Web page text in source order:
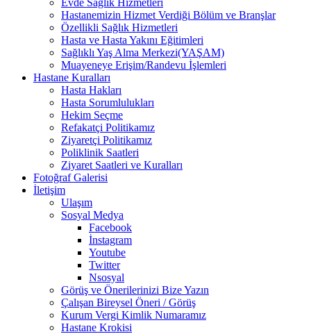
Hastanemizin Hizmet Verdiği Bölüm ve Branşlar
Özellikli Sağlık Hizmetleri
Hasta ve Hasta Yakını Eğitimleri
Sağlıklı Yaş Alma Merkezi(YAŞAM)
Muayeneye Erişim/Randevu İşlemleri
Hastane Kuralları
Hasta Hakları
Hasta Sorumlulukları
Hekim Seçme
Refakatçi Politikamız
Ziyaretçi Politikamız
Poliklinik Saatleri
Ziyaret Saatleri ve Kuralları
Fotoğraf Galerisi
İletişim
Ulaşım
Sosyal Medya
Facebook
İnstagram
Youtube
Twitter
Nsosyal
Görüş ve Önerilerinizi Bize Yazın
Çalışan Bireysel Öneri / Görüş
Kurum Vergi Kimlik Numaramız
Hastane Krokisi